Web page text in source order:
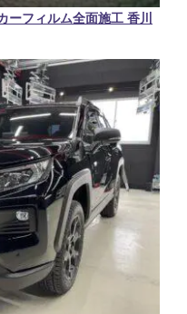
ーフィルム全面施工 香川